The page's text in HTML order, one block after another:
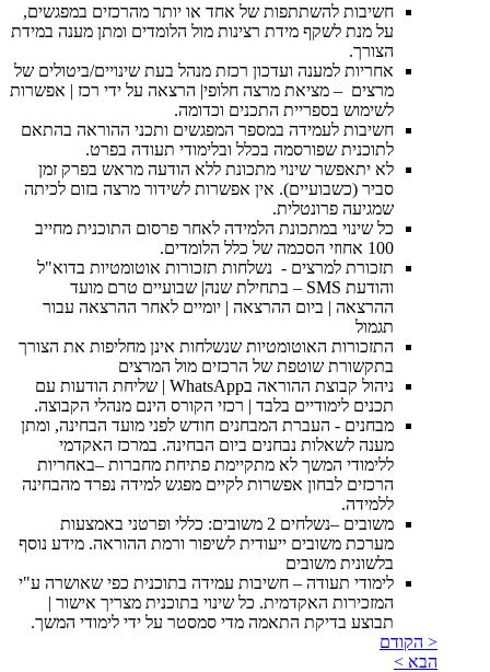
חשיבות להשתתפות של אחד או יותר מהרכזים במפגשים,
על מנת לשקף מידת רצינות מול הלומדים ומתן מענה במידת
הצורך.
אחריות למענה ועדכון רכזת מנהל בעת שינויים/ביטולים של
מרצים – מציאת מרצה חלופי| הרצאה על ידי רכז | אפשרות
לשימוש בספריית התכנים וכדומה.
חשיבות לעמידה במספר המפגשים ותכני ההוראה בהתאם
לתוכנית שפורסמה בכלל ובלימודי תעודה בפרט.
לא יתאפשר שינוי מתכונת ללא הודעה מראש בפרק זמן
סביר (כשבועיים). אין אפשרות לשידור מרצה בזום לכיתה
שמגיעה פרונטלית.
כל שינוי במתכונת הלמידה לאחר פרסום התוכנית מחייב
100 אחוזי הסכמה של כלל הלומדים.
תזכורת למרצים - נשלחות תזכורות אוטומטיות בדוא"ל
והודעת SMS – בתחילת שנה| שבועיים טרם מועד
ההרצאה | ביום ההרצאה | יומיים לאחר ההרצאה עבור
תגמול
התזכורות האוטומטיות שנשלחות אינן מחליפות את הצורך
בתקשורת שוטפת של הרכזים מול המרצים
ניהול קבוצת ההוראה בWhatsApp | שליחת הודעות עם
תכנים לימודיים בלבד | רכזי הקורס הינם מנהלי הקבוצה.
מבחנים - העברת המבחנים חודש לפני מועד הבחינה, ומתן
מענה לשאלות נבחנים ביום הבחינה. במרכז האקדמי
ללימודי המשך לא מתקיימת פתיחת מחברות –באחריות
הרכזים לבחון אפשרות לקיים מפגש למידה נפרד מהבחינה
ללמידה.
משובים –נשלחים 2 משובים: כללי ופרטני באמצעות
מערכת משובים ייעודית לשיפור ורמת ההוראה. מידע נוסף
בלשונית משובים
לימודי תעודה – חשיבות עמידה בתוכנית כפי שאושרה ע"י
המזכירות האקדמית. כל שינוי בתוכנית מצריך אישור |
תבוצע בדיקת התאמה מדי סמסטר על ידי לימודי המשך.
< הקודם
הבא >